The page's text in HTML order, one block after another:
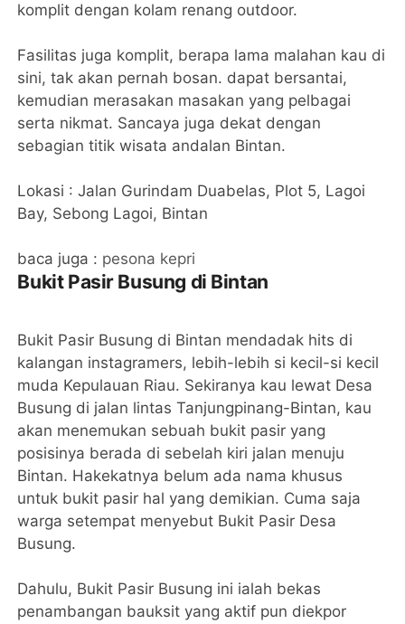
komplit dengan kolam renang outdoor.
Fasilitas juga komplit, berapa lama malahan kau di
sini, tak akan pernah bosan. dapat bersantai,
kemudian merasakan masakan yang pelbagai
serta nikmat. Sancaya juga dekat dengan
sebagian titik wisata andalan Bintan.
Lokasi : Jalan Gurindam Duabelas, Plot 5, Lagoi
Bay, Sebong Lagoi, Bintan
baca juga : pesona kepri
Bukit Pasir Busung di Bintan
Bukit Pasir Busung di Bintan mendadak hits di
kalangan instagramers, lebih-lebih si kecil-si kecil
muda Kepulauan Riau. Sekiranya kau lewat Desa
Busung di jalan lintas Tanjungpinang-Bintan, kau
akan menemukan sebuah bukit pasir yang
posisinya berada di sebelah kiri jalan menuju
Bintan. Hakekatnya belum ada nama khusus
untuk bukit pasir hal yang demikian. Cuma saja
warga setempat menyebut Bukit Pasir Desa
Busung.
Dahulu, Bukit Pasir Busung ini ialah bekas
penambangan bauksit yang aktif pun diekpor